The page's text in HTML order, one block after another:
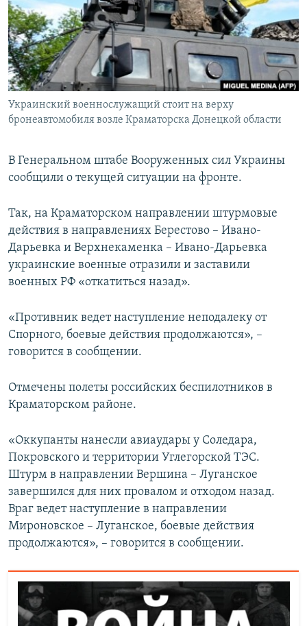
ПОБЕДИТЕЛЕЙ НЕ СУДЯТ?
КРЫМ.НЕПОКОРЕННЫЙ
ELIFBE
УКРАИНСКАЯ ПРОБЛЕМА КРЫМА
ПРИСОЕДИНЯЙТЕСЬ!
Все сайты RFE/RL
Украинский военнослужащий стоит на верху
бронеавтомобиля возле Краматорска Донецкой области
В Генеральном штабе Вооруженных сил Украины
сообщили о текущей ситуации на фронте.
Так, на Краматорском направлении штурмовые
действия в направлениях Берестово – Ивано-
Дарьевка и Верхнекаменка – Ивано-Дарьевка
украинские военные отразили и заставили
военных РФ «откатиться назад».
«Противник ведет наступление неподалеку от
Спорного, боевые действия продолжаются», –
говорится в сообщении.
Отмечены полеты российских беспилотников в
Краматорском районе.
«Оккупанты нанесли авиаудары у Соледара,
Покровского и территории Углегорской ТЭС.
Штурм в направлении Вершина – Луганское
завершился для них провалом и отходом назад.
Враг ведет наступление в направлении
Мироновское – Луганское, боевые действия
продолжаются», – говорится в сообщении.